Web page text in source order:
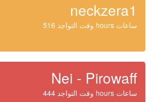
neckzera1
وقت التواجد 516 hours ساعات
Nei - Pirowaff
وقت التواجد 444 hours ساعات